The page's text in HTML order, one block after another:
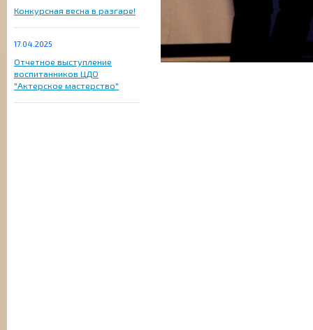
Конкурсная весна в разгаре!
17.04.2025
Отчетное выступление
воспитанников ЦДО
"Актерское мастерство"